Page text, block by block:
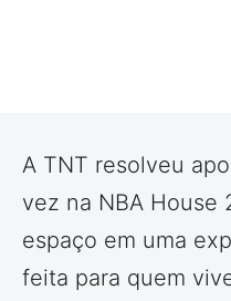
A TNT resolveu
vez na NBA House
espaço em uma
feita para quem